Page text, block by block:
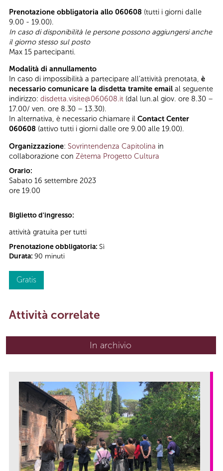
Prenotazione obbligatoria allo 060608 (tutti i giorni dalle
9.00 - 19.00).
In caso di disponibilità le persone possono aggiungersi anche
il giorno stesso sul posto
Max 15 partecipanti.
Modalità di annullamento
In caso di impossibilità a partecipare all’attività prenotata, è
necessario comunicare la disdetta tramite email al seguente
indirizzo: disdetta.visite@060608.it (dal lun.al giov. ore 8.30 –
17.00/ ven. ore 8.30 – 13.30).
In alternativa, è necessario chiamare il Contact Center
060608 (attivo tutti i giorni dalle ore 9.00 alle 19.00).
Organizzazione: Sovrintendenza Capitolina in
collaborazione con Zètema Progetto Cultura
Orario:
Sabato 16 settembre 2023
ore 19.00
Biglietto d'ingresso:
attività gratuita per tutti
Prenotazione obbligatoria: Sì
Durata: 90 minuti
Gratis
Attività correlate
In archivio